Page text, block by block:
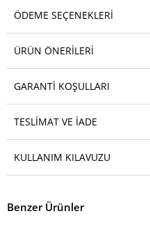
ÖDEME SEÇENEKLERI
ÜRÜN ÖNERILERI
GARANTI KOŞULLARI
TESLIMAT VE IADE
KULLANIM KILAVUZU
Benzer Ürünler